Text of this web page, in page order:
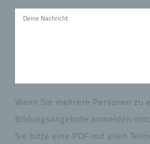
Wenn Sie mehrere Personen zu
Bildungsangebote anmelden
Sie bitte eine PDF mit allen